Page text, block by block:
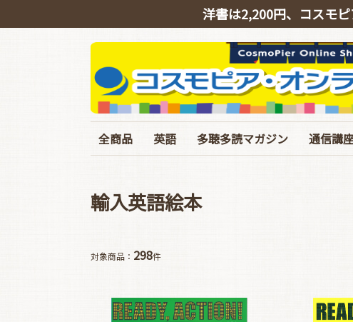
洋書は2,200円、コスモ
全商品 英語 多聴多読マガジン 通信講
輸入英語絵本
対象商品： 298件